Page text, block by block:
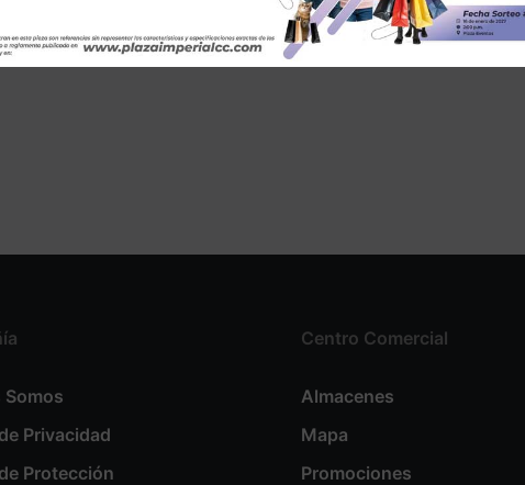
Somos
Privacidad
Protección
Centro Comercial
Almacenes
Mapa
Promociones